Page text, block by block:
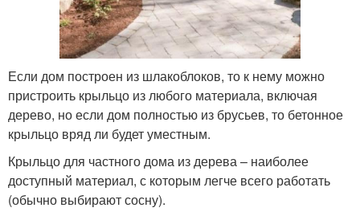
Если дом построен из шлакоблоков, то к нему можно
пристроить крыльцо из любого материала, включая
дерево, но если дом полностью из брусьев, то бетонное
крыльцо вряд ли будет уместным.
Крыльцо для частного дома из дерева – наиболее
доступный материал, с которым легче всего работать
(обычно выбирают сосну).